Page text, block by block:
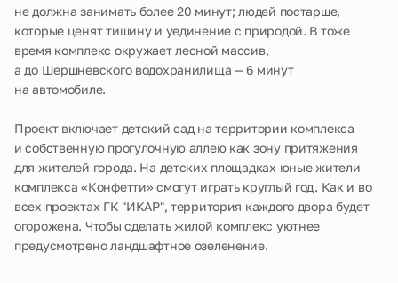
не должна занимать более 20 минут; людей постарше,
которые ценят тишину и уединение с природой. В тоже
время комплекс окружает лесной массив,
а до Шершневского водохранилища — 6 минут
на автомобиле.
Проект включает детский сад на территории комплекса
и собственную прогулочную аллею как зону притяжения
для жителей города. На детских площадках юные жители
комплекса «Конфетти» смогут играть круглый год. Как и во
всех проектах ГК "ИКАР", территория каждого двора будет
огорожена. Чтобы сделать жилой комплекс уютнее
предусмотрено ландшафтное озеленение.